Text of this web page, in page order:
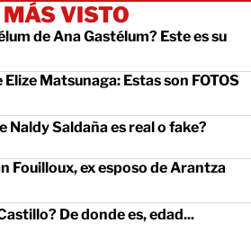
MÁS VISTO
de Ana Gastélum? Este es su
Matsunaga: Estas son FOTOS
Naldy Saldaña es real o fake?
Fouilloux, ex esposo de Arantza
De donde es, edad...